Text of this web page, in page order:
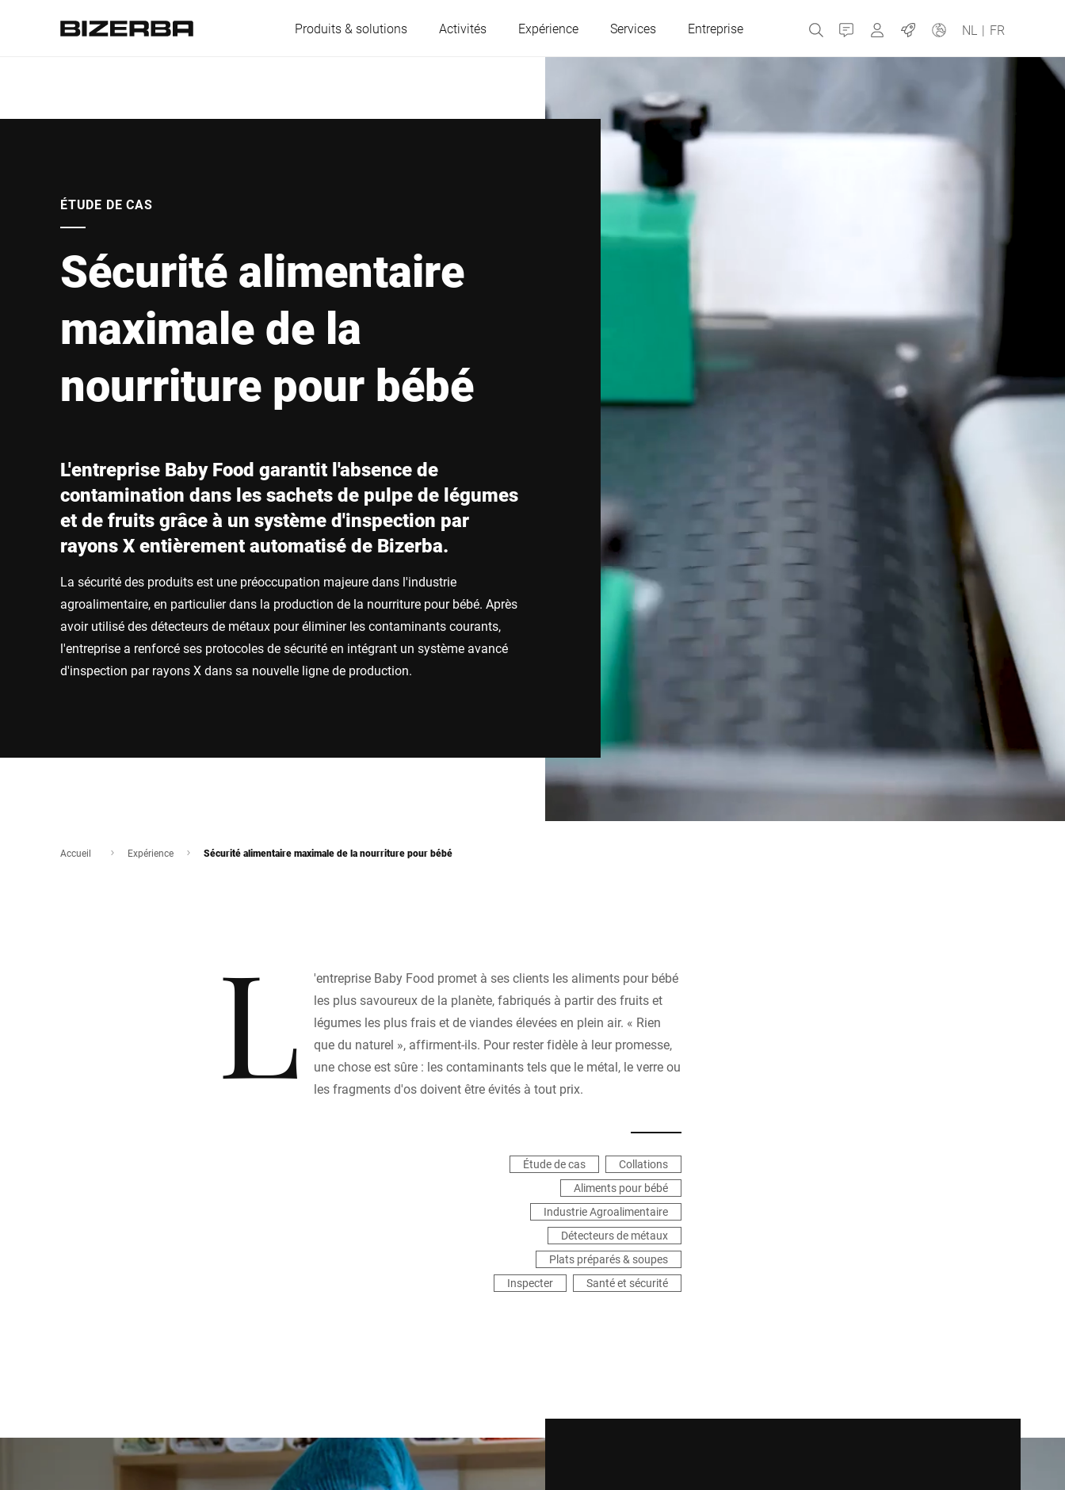
Produits & solutions Activités Expérience Services Entreprise Contact MyBizerba
Emplois NL | FR
Belgique République tchèque
Allemagne
Italie
Pologne
Suisse Ukraine
Amérique
Asie
ÉTUDE DE CAS
Sécurité alimentaire
maximale de la
nourriture pour bébé
L'entreprise Baby Food garantit l'absence de
contamination dans les sachets de pulpe de légumes
et de fruits grâce à un système d'inspection par
rayons X entièrement automatisé de Bizerba.
La sécurité des produits est une préoccupation majeure dans l'industrie
agroalimentaire, en particulier dans la production de la nourriture pour bébé. Après
avoir utilisé des détecteurs de métaux pour éliminer les contaminants courants,
l'entreprise a renforcé ses protocoles de sécurité en intégrant un système avancé
d'inspection par rayons X dans sa nouvelle ligne de production.
Accueil Expérience Sécurité alimentaire maximale de la nourriture pour bébé
L
'entreprise Baby Food promet à ses clients les aliments pour bébé
les plus savoureux de la planète, fabriqués à partir des fruits et
légumes les plus frais et de viandes élevées en plein air. « Rien
que du naturel », affirment-ils. Pour rester fidèle à leur promesse,
une chose est sûre : les contaminants tels que le métal, le verre ou
les fragments d'os doivent être évités à tout prix.
Étude de cas
Collations
Aliments pour bébé
Industrie Agroalimentaire
Détecteurs de métaux
Plats préparés & soupes
Inspecter
Santé et sécurité